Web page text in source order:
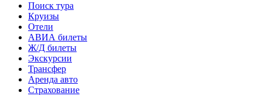
Поиск тура
Круизы
Отели
АВИА билеты
Ж/Д билеты
Экскурсии
Трансфер
Аренда авто
Страхование